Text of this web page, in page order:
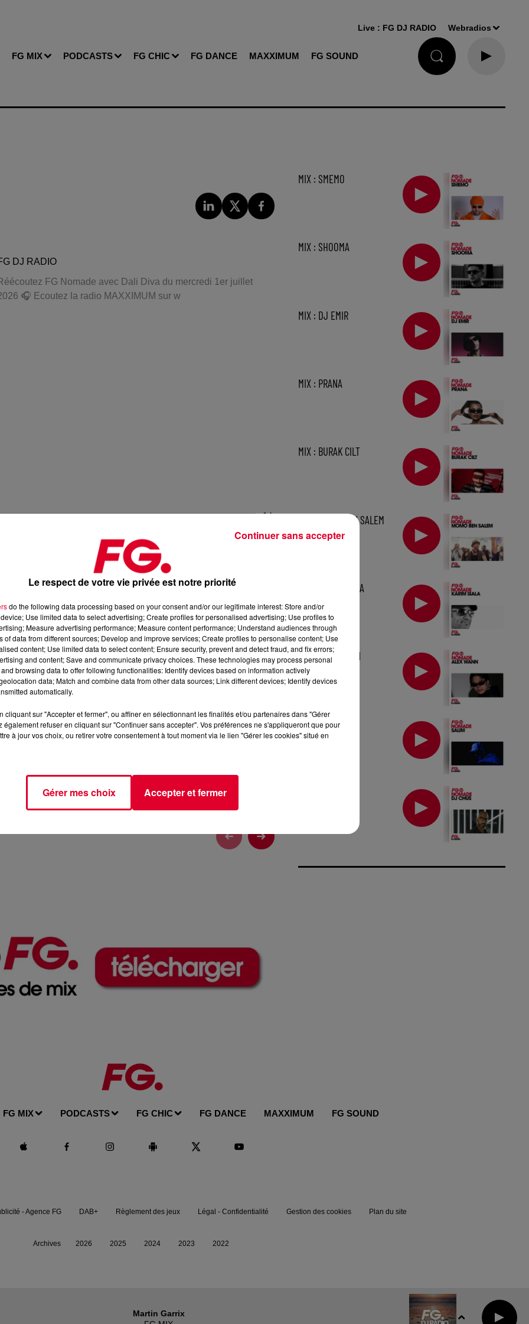
FG MIX PODCASTS FG CHIC FG DANCE MAXXIMUM FG SOUND
Live : FG DJ RADIO Webradios
DJ RADIO
FG Nomade avec Dali Diva du mercredi 1er juillet
🎧 Ecoutez la radio MAXXIMUM sur w
1 h
2026
, 📱 et sur l’Application FG (IOShttps://urlz.fr/hhZx-
house et de découverte électronique
MIX : SMEMO
MIX : SHOOMA
MIX : DJ EMIR
MIX : PRANA
MIX : BURAK CILT
MIX : MOMO BEN SALEM
MIX : KARIM SIALA
MIX : ALEX WANN
MIX : SALIM
FG MIX PODCASTS FG CHIC FG DANCE MAXXIMUM FG SOUND
Martin Garrix
- Agence FG DAB+ Règlement des jeux Légal - Confidentialité Gestion des cookies Plan du site
Archives 2026 2025 2024 2023 2022
Le respect de votre vie privée est notre priorité
do the following data processing based on your consent and/or our legitimate interest: Store and/or
Use limited data to select advertising; Create profiles for personalised advertising; Use profiles to
Measure advertising performance; Measure content performance; Understand audiences through
of data from different sources; Develop and improve services; Create profiles to personalise content; Use
content; Use limited data to select content; Ensure security, prevent and detect fraud, and fix errors;
and content; Save and communicate privacy choices. These technologies may process personal
browsing data to offer following functionalities: Identify devices based on information actively
data; Match and combine data from other data sources; Link different devices; Identify devices
automatically.
cliquant sur "Accepter et fermer", ou affiner en sélectionnant les finalités et/ou partenaires dans "Gérer
également refuser en cliquant sur "Continuer sans accepter". Vos préférences ne s'appliqueront que pour
à jour vos choix, ou retirer votre consentement à tout moment via le lien "Gérer les cookies" situé en
Gérer mes choix Accepter et fermer
Continuer sans accepter